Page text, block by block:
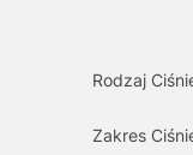
Rodzaj
Zakres